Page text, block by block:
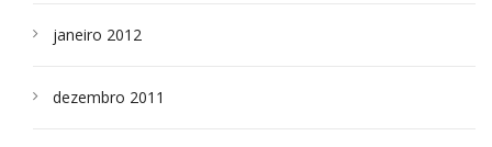
janeiro 2012
dezembro 2011